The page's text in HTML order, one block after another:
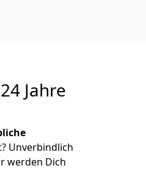
Jahre
Unverbindlich
werden Dich